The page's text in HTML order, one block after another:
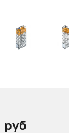
руб